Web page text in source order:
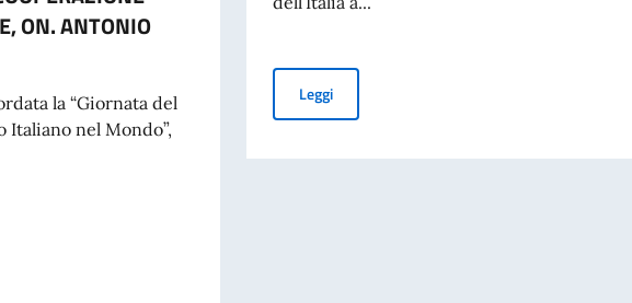
ON. ANTONIO
la “Giornata del
Italiano nel Mondo”,
DEL 70. ANNIVERSARIO DEL DISASTRO DI MARCINELLE. MESSAGGIO AI
LeggiPUBBLICAZIONE BANDO BALCANI 2026: